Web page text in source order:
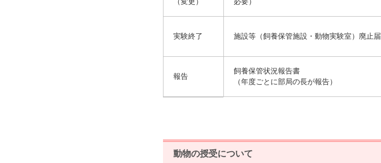
実験終了 施設等（飼養保管施設・動物実験室）廃止届
報告
飼養保管状況報告書
（年度ごとに部局の長が報告）
動物の授受について